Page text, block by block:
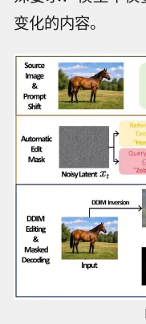
变化的内容。